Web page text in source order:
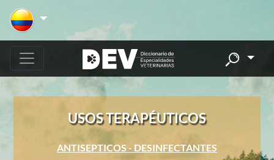
USOS TERAPÉUTICOS
ANTISEPTICOS - DESINFECTANTES